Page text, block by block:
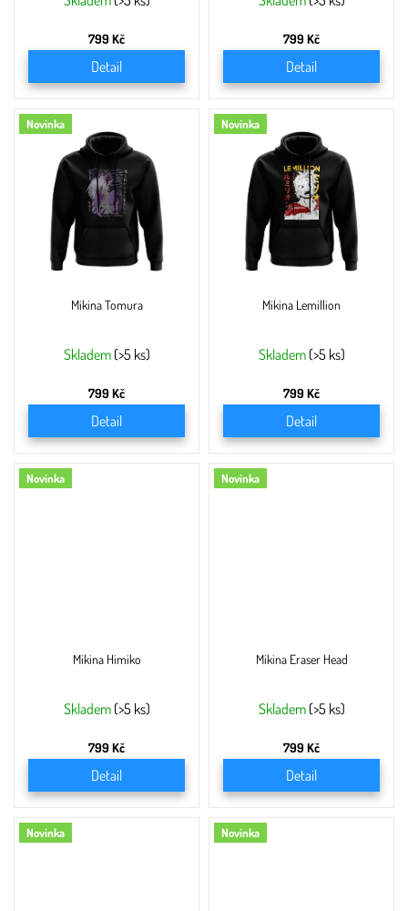
799 Kč
Detail
799 Kč
Detail
Novinka
Mikina Tomura
Skladem (>5 ks)
799 Kč
Detail
Novinka
Mikina Lemillion
Skladem (>5 ks)
799 Kč
Detail
Novinka
Mikina Himiko
Skladem (>5 ks)
799 Kč
Detail
Novinka
Mikina Eraser Head
Skladem (>5 ks)
799 Kč
Detail
Novinka Novinka